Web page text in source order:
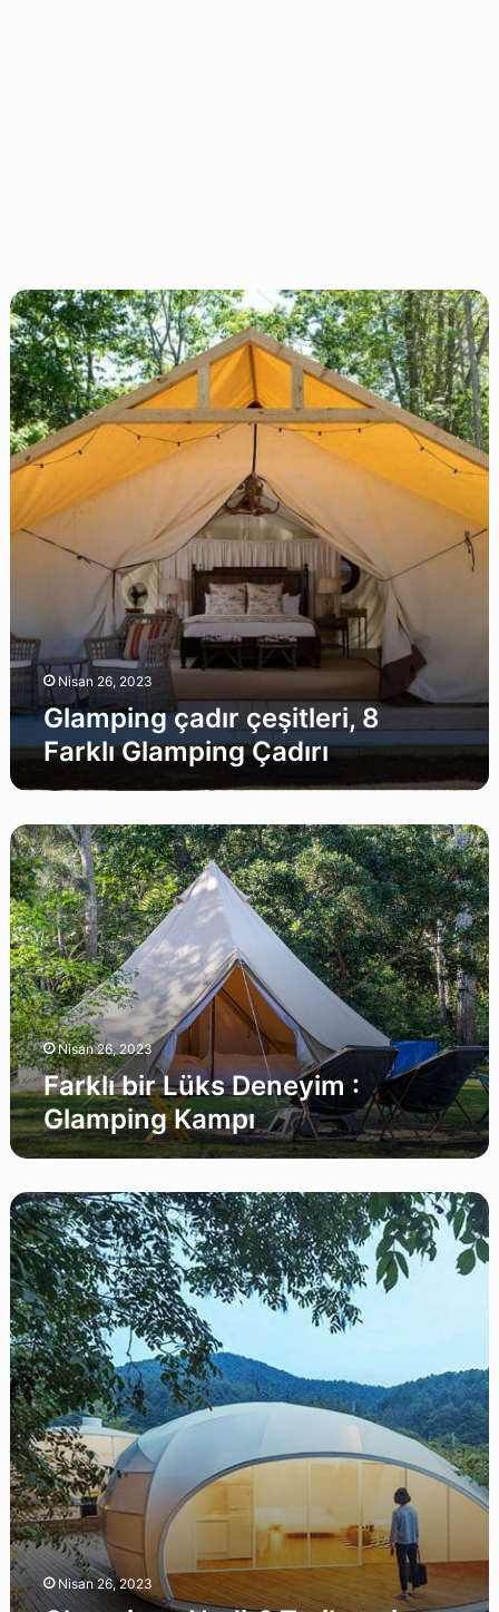
Glamping
çadır
çeşitleri,
8
Farklı
Glamping
Çadırı
Nisan 26, 2023
Glamping çadır çeşitleri, 8
Farklı Glamping Çadırı
Farklı
bir
Lüks
Deneyim
:
Glamping
Kampı
Nisan 26, 2023
Farklı bir Lüks Deneyim :
Glamping Kampı
Glamping
:
Nedir?
Tarihçesi,
Avantajları,
Çeşitleri
Nisan 26, 2023